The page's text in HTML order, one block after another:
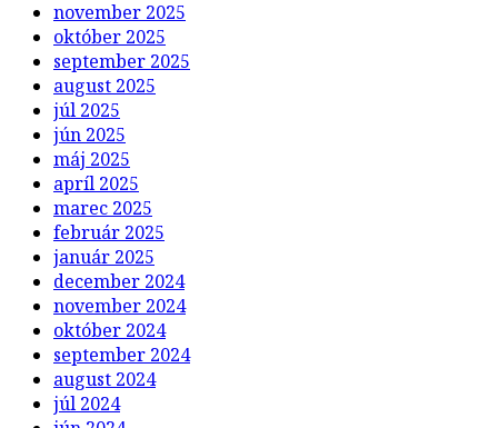
november 2025
október 2025
september 2025
august 2025
júl 2025
jún 2025
máj 2025
apríl 2025
marec 2025
február 2025
január 2025
december 2024
november 2024
október 2024
september 2024
august 2024
júl 2024